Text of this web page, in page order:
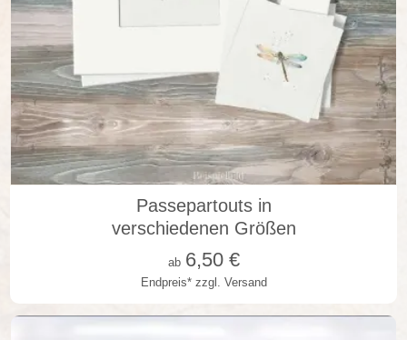
in vielen Varianten
Passepartouts in
verschiedenen Größen
Endpreis* zzgl. Versand
ab 6,50€